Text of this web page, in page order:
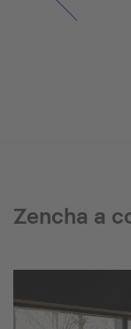
Zencha a